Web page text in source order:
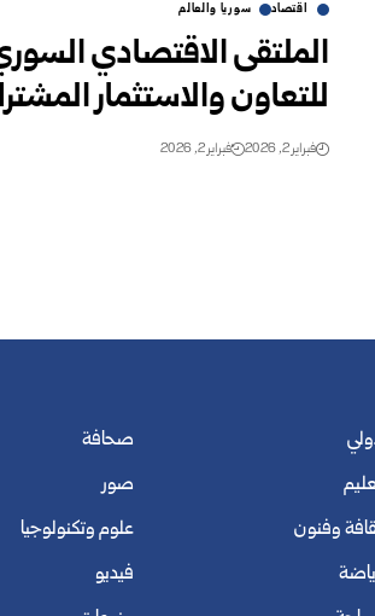
اقتصاد سوريا والعالم
الملتقى الاقتصادي
للتعاون والاستثمار
فبراير 2, 2026 فبراير 2, 2026
وفنون
صحافة
صور
علوم وتكنولوجيا
فيديو